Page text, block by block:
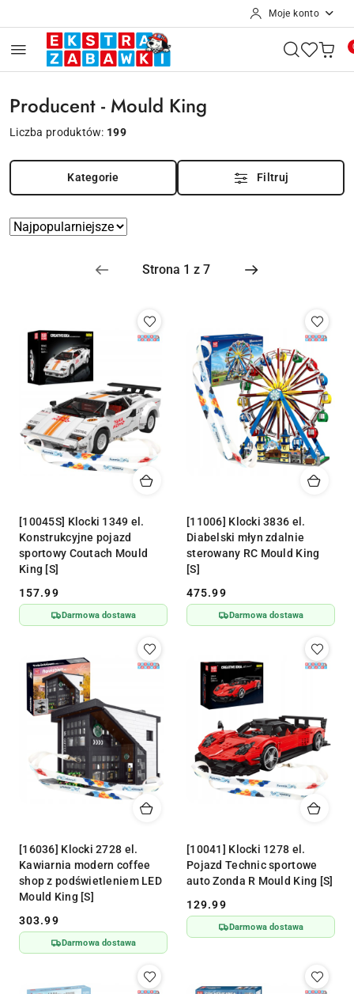
Moje konto
Producent - Mould King
Liczba produktów: 199
Kategorie Filtruj
Zastosowano
Najpopularniejsze.
Sortuj
[10045S] Klocki 1349 el.
Konstrukcyjne pojazd
sportowy Coutach Mould
King [S]
Cena:
157.99
Darmowa dostawa
[11006] Klocki 3836 el.
Diabelski młyn zdalnie
sterowany RC Mould King
[S]
Cena:
475.99
Darmowa dostawa
[16036] Klocki 2728 el.
Kawiarnia modern coffee
shop z podświetleniem LED
Mould King [S]
Cena:
303.99
Darmowa dostawa
[10041] Klocki 1278 el.
Pojazd Technic sportowe
auto Zonda R Mould King [S]
Cena:
129.99
Darmowa dostawa